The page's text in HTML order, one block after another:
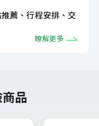
薦、行程安排、交
瞭解更多
品